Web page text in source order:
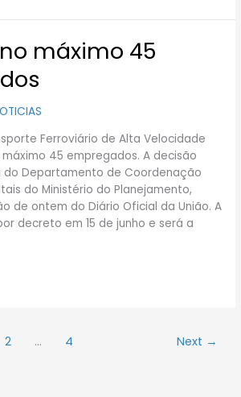
máximo 45
Ferroviário de Alta Velocidade
45 empregados. A decisão
Departamento de Coordenação
do Ministério do Planejamento,
de ontem do Diário Oficial da União. A
decreto em 15 de junho e será a
2 … 4 Next →